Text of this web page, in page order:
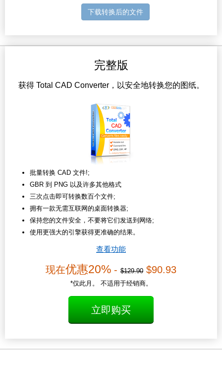
下载转换后的文件
完整版
获得 Total CAD Converter，以安全地转换您的图纸。
批量转换 CAD 文件!;
GBR 到 PNG 以及许多其他格式
三次点击即可转换数百个文件;
拥有一款无需互联网的桌面转换器;
保持您的文件安全，不要将它们发送到网络;
使用更强大的引擎获得更准确的结果。
查看功能
现在优惠20% - $129.90 $90.93
*仅此月。 不适用于经销商。
立即购买